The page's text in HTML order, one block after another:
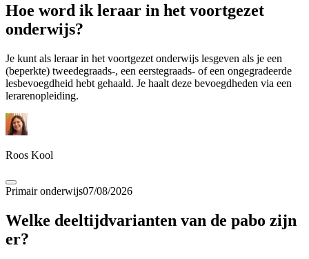
Hoe word ik leraar in het voortgezet
onderwijs?
Je kunt als leraar in het voortgezet onderwijs lesgeven als je een
(beperkte) tweedegraads-, een eerstegraads- of een ongegradeerde
lesbevoegdheid hebt gehaald. Je haalt deze bevoegdheden via een
lerarenopleiding.
Roos Kool
Primair onderwijs07/08/2026
Welke deeltijdvarianten van de pabo zijn
er?